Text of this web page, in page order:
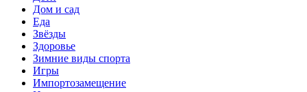
Дом и сад
Еда
Звёзды
Здоровье
Зимние виды спорта
Игры
Импортозамещение